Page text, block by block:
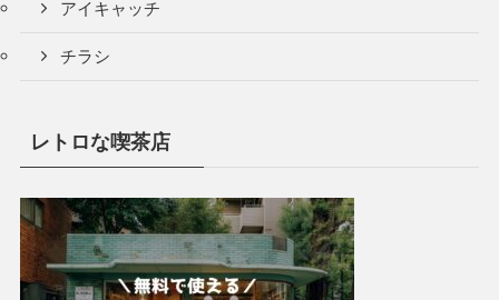
アイキャッチ
チラシ
レトロな喫茶店